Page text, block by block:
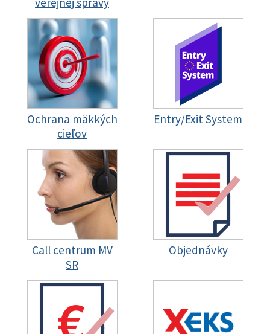
Ochrana mäkkých
cieľov
Entry/Exit System
Call centrum MV
SR
Objednávky